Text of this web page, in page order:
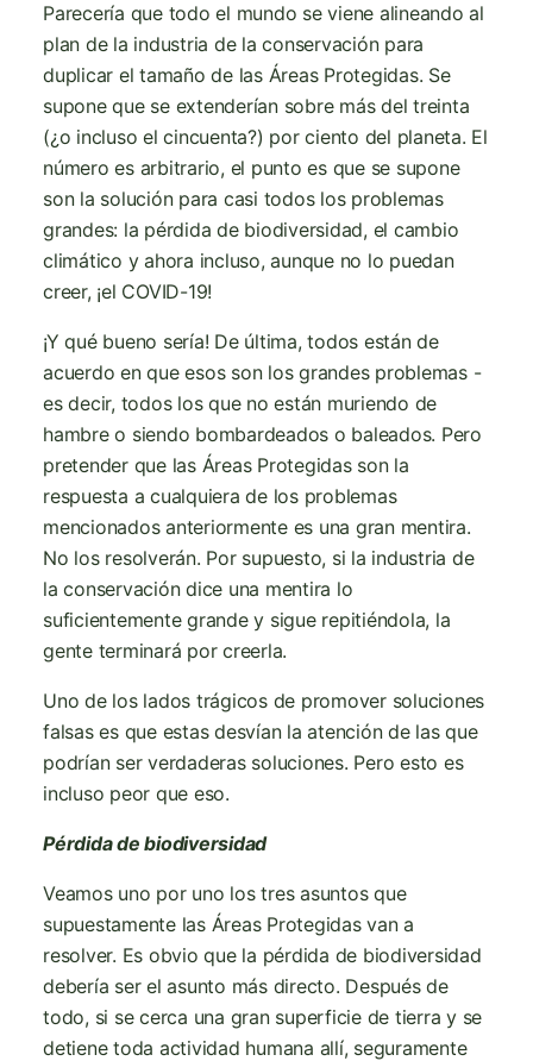
Parecería que todo el mundo se viene alineando al
plan de la industria de la conservación para
duplicar el tamaño de las Áreas Protegidas. Se
supone que se extenderían sobre más del treinta
(¿o incluso el cincuenta?) por ciento del planeta. El
número es arbitrario, el punto es que se supone
son la solución para casi todos los problemas
grandes: la pérdida de biodiversidad, el cambio
climático y ahora incluso, aunque no lo puedan
creer, ¡el COVID-19!
¡Y qué bueno sería! De última, todos están de
acuerdo en que esos son los grandes problemas -
es decir, todos los que no están muriendo de
hambre o siendo bombardeados o baleados. Pero
pretender que las Áreas Protegidas son la
respuesta a cualquiera de los problemas
mencionados anteriormente es una gran mentira.
No los resolverán. Por supuesto, si la industria de
la conservación dice una mentira lo
suficientemente grande y sigue repitiéndola, la
gente terminará por creerla.
Uno de los lados trágicos de promover soluciones
falsas es que estas desvían la atención de las que
podrían ser verdaderas soluciones. Pero esto es
incluso peor que eso.
Pérdida de biodiversidad
Veamos uno por uno los tres asuntos que
supuestamente las Áreas Protegidas van a
resolver. Es obvio que la pérdida de biodiversidad
debería ser el asunto más directo. Después de
todo, si se cerca una gran superficie de tierra y se
detiene toda actividad humana allí, seguramente